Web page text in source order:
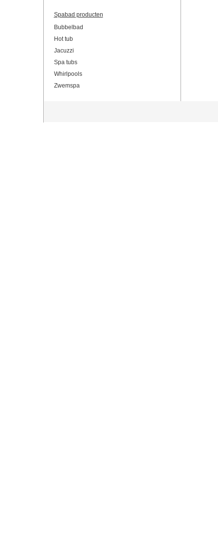
Spabad producten
Bubbelbad
Hot tub
Jacuzzi
Spa tubs
Whirlpools
Zwemspa